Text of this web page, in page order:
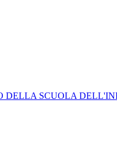
DELLA SCUOLA